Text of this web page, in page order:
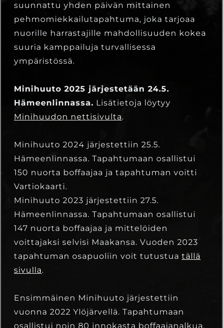
suunnattu yhden päivän mittainen
pehmomiekkailutapahtuma, joka tarjoaa
nuorille harrastajille mahdollisuuden kokea
suuria kamppailuja turvallisessa
ympäristössä.
Minihuuto 2025 järjestetään 24.5.
Hämeenlinnassa. Lisätietoja löytyy
Minihuudon nettisivulta.
Minihuuto 2024 järjestettiin 25.5.
Hämeenlinnassa. Tapahtumaan osallistui
150 nuorta boffaajaa ja tapahtuman voitti
Vartiokaarti.
Minihuuto 2023 järjestettiin 27.5.
Hämeenlinnassa. Tapahtumaan osallistui
147 nuorta boffaajaa ja mittelöiden
voittajaksi selvisi Maakansa. Vuoden 2023
tapahtuman osapuoliin voit tutustua tällä
sivulla.
Ensimmäinen Minihuuto järjestettiin
vuonna 2022 Ylöjärvellä. Tapahtumaan
osallistui noin 80 innokasta boffaajanalkua.